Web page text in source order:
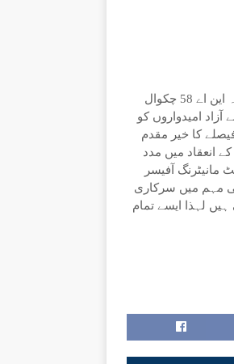
چکوال(بیورو رپورٹ) پاکستان تحریک انصاف نظریاتی ضلع چکوال کے صدر اور امیدوار حلقہ این اے 58 چکوال
امیدواروں کو
کا خیر مقدم
انعقاد میں مدد
آفیسر
مہم میں سرکاری
لہذا ایسے تمام